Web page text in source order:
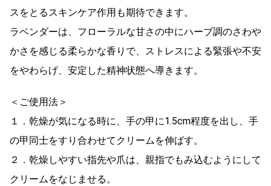
スをとるスキンケア作用も期待できます。
ラベンダーは、フローラルな甘さの中にハーブ調のさわや
かさを感じる柔らかな香りで、ストレスによる緊張や不安
をやわらげ、安定した精神状態へ導きます。
＜ご使用法＞
１．乾燥が気になる時に、手の甲に1.5cm程度を出し、手
の甲同士をすり合わせてクリームを伸ばす。
２．乾燥しやすい指先や爪は、親指でもみ込むようにして
クリームをなじませる。